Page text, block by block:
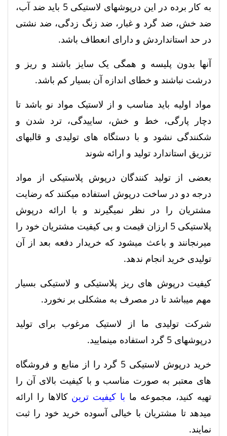
به کار برده در این درپوشهای لاستیکی 5 باید ضد آب،
ضد خش، ضد گرد و غبار، ضد زنگ زدگی، ضد نشتی
در حد استانداردش و دارای انعطاف باشد.
آنها بدون پلیسه و همگی یک سایز باشند و ریز و
درشت نباشند و خطای اندازه آن بسیار کم باشد.
مواد اولیه باید مناسب و از لاستیک مواد نو باشد تا
دچار پارگی، خط و خش، ساییدگی، ترد شدن و
شکنندگی نشود و با دستگاه های تولیدی و قالبهای
تزریق استاندارد تولید و ارائه شوند
بعضی از تولید کنندگان درپوش پلاستیکی از مواد
درجه دو در ساخت درپوش استفاده میکنند که رضایت
مشتریان را در نظر نمیگیرند و با ارائه درپوش
پلاستیکی 5 ارزان قیمت و بی کیفیت مشتریان خود را
میرنجانند و باعث میشود که خریدار دفعه بعد از آن
تولیدی خرید انجام ندهد.
کیفیت درپوش های ریز پلاستیکی و لاستیکی بسیار
مهم میباشد تا در مصرف به مشکلی بر نخورد.
شرکت تولیدی ما از لاستیک مرغوب برای تولید
درپوشهای 5 گرد استفاده مینمایید.
خرید درپوش لاستیکی 5 گرد را از منابع و فروشگاه
های معتبر به صورت مناسب و با کیفیت بالای آن را
تهیه کنید، مجموعه ما با کیفیت ترین کالاها را ارائه
میدهد تا مشتریان با خیالی آسوده خرید خود را ثبت
نمایند.